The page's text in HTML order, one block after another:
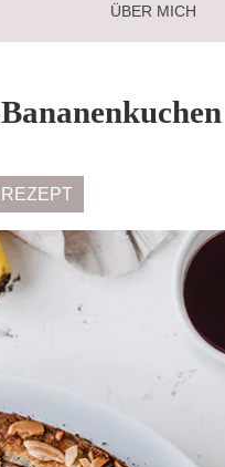
ÜBER MICH